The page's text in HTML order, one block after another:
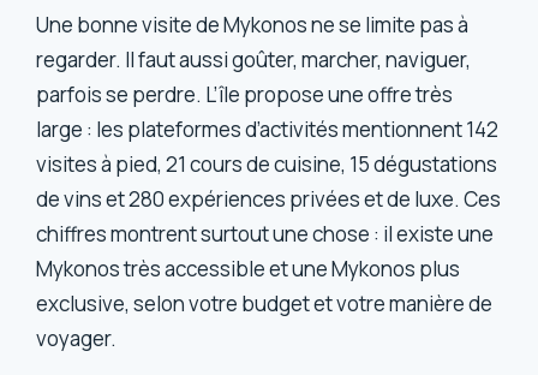
Une bonne visite de Mykonos ne se limite pas à
regarder. Il faut aussi goûter, marcher, naviguer,
parfois se perdre. L’île propose une offre très
large : les plateformes d’activités mentionnent 142
visites à pied, 21 cours de cuisine, 15 dégustations
de vins et 280 expériences privées et de luxe. Ces
chiffres montrent surtout une chose : il existe une
Mykonos très accessible et une Mykonos plus
exclusive, selon votre budget et votre manière de
voyager.